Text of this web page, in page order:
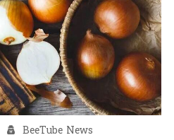
BeeTube News